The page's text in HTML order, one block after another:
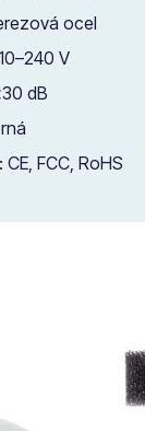
ocel
V
dB
FCC, RoHS